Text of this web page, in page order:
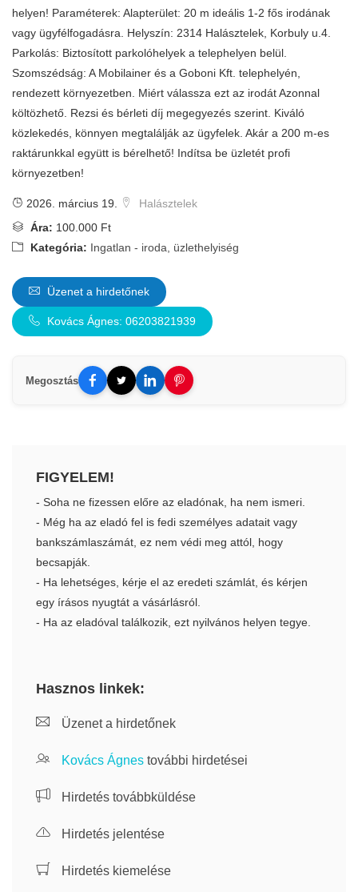
helyen! Paraméterek: Alapterület: 20 m ideális 1-2 fős irodának
vagy ügyfélfogadásra. Helyszín: 2314 Halásztelek, Korbuly u.4.
Parkolás: Biztosított parkolóhelyek a telephelyen belül.
Szomszédság: A Mobilainer és a Goboni Kft. telephelyén,
rendezett környezetben. Miért válassza ezt az irodát Azonnal
költözhető. Rezsi és bérleti díj megegyezés szerint. Kiváló
közlekedés, könnyen megtalálják az ügyfelek. Akár a 200 m-es
raktárunkkal együtt is bérelhető! Indítsa be üzletét profi
környezetben!
2026. március 19.
Halásztelek
Ára: 100.000 Ft
Kategória: Ingatlan - iroda, üzlethelyiség
Üzenet a hirdetőnek
Kovács Ágnes: 06203821939
Megosztás
FIGYELEM!
- Soha ne fizessen előre az eladónak, ha nem ismeri.
- Még ha az eladó fel is fedi személyes adatait vagy
bankszámlaszámát, ez nem védi meg attól, hogy
becsapják.
- Ha lehetséges, kérje el az eredeti számlát, és kérjen
egy írásos nyugtát a vásárlásról.
- Ha az eladóval találkozik, ezt nyilvános helyen tegye.
Hasznos linkek:
Üzenet a hirdetőnek
Kovács Ágnes további hirdetései
Hirdetés továbbküldése
Hirdetés jelentése
Hirdetés kiemelése